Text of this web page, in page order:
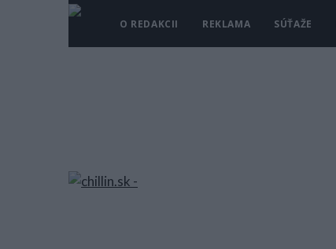
O REDAKCII REKLAMA SÚŤAŽE